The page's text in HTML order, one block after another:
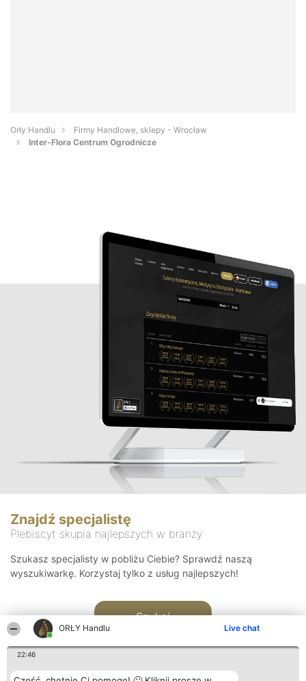
ORŁY Handlu Live chat
22:46
Orły Handlu
Firmy Handlowe, sklepy - Wrocław
Inter-Flora Centrum Ogrodnicze
Znajdź specjalistę
Plebiscyt skupia najlepszych w branży
Szukasz specjalisty w pobliżu Ciebie? Sprawdź naszą
wyszukiwarkę. Korzystaj tylko z usług najlepszych!
Szukaj